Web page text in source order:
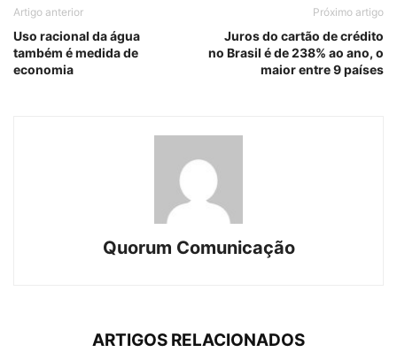
Artigo anterior
Uso racional da água
também é medida de
economia
Próximo artigo
Juros do cartão de crédito
no Brasil é de 238% ao ano, o
maior entre 9 países
Quorum Comunicação
ARTIGOS RELACIONADOS